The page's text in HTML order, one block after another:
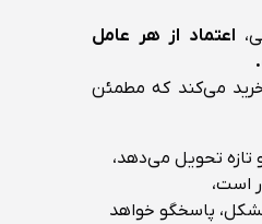
اعتماد از هر عامل
می‌کند که مطمئن
تحویل می‌دهد،
است،
پاسخگو خواهد